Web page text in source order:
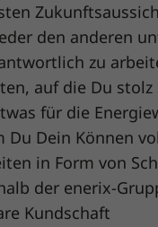
den anderen
zu
auf die Du
für die
Du Dein Können
in Form von
der enerix-
Kundschaft